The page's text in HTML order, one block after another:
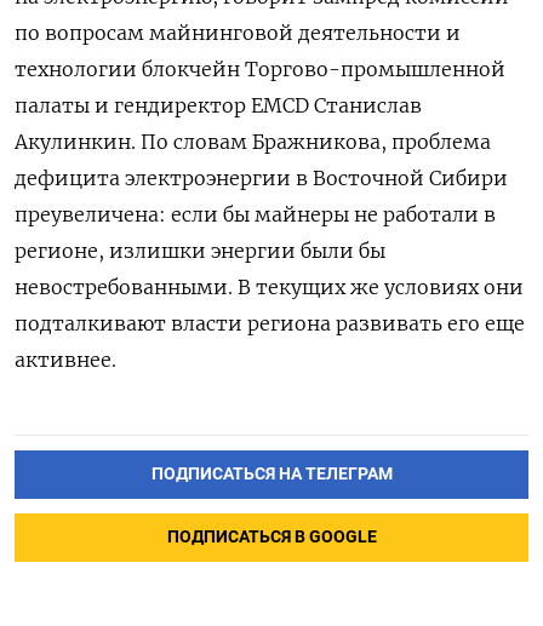
по вопросам майнинговой деятельности и
технологии блокчейн Торгово-промышленной
палаты и гендиректор EMCD Станислав
Акулинкин. По словам Бражникова, проблема
дефицита электроэнергии в Восточной Сибири
преувеличена: если бы майнеры не работали в
регионе, излишки энергии были бы
невостребованными. В текущих же условиях они
подталкивают власти региона развивать его еще
активнее.
ПОДПИСАТЬСЯ НА ТЕЛЕГРАМ
ПОДПИСАТЬСЯ В GOOGLE